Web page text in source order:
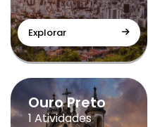
Explorar
Ouro Preto
1 Atividades